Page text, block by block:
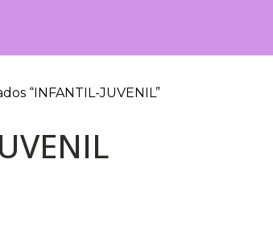
“INFANTIL-JUVENIL”